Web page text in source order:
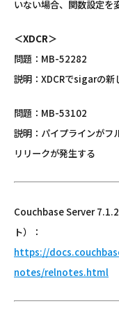
いない場合、関数設定を
＜XDCR＞
問題：MB-52282
説明：XDCRでsigarの
問題：MB-53102
説明：パイプラインがフ
リリークが発生する
Couchbase Server
ト）：
https://
notes/relnotes.html